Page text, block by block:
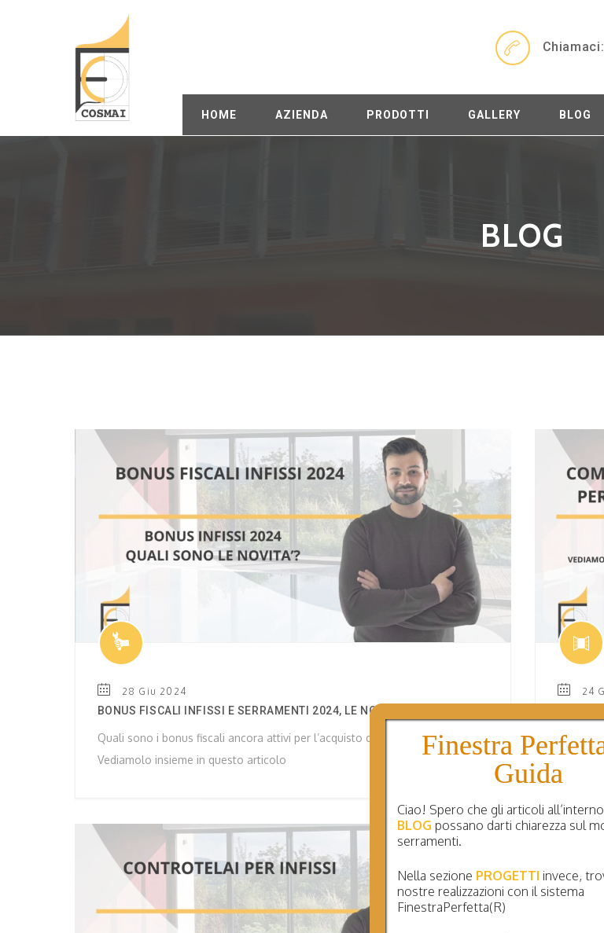
HOME AZIENDA PRODOTTI GALLERY BLOG
BLOG
28 Giu 2024
BONUS FISCALI INFISSI E SERRAMENTI 2024, LE NOVITA’
Quali sono i bonus fiscali ancora attivi per l’acquisto di nuovi serramenti?
Vediamolo insieme in questo articolo
24
COME
Come
dei
Finestra
Guida
Ciao! Spero che gli articoli
BLOG possano darti chiarezza sul
serramenti.
Nella sezione PROGETTI invece,
nostre realizzazioni con il sistema
FinestraPerfetta(R)